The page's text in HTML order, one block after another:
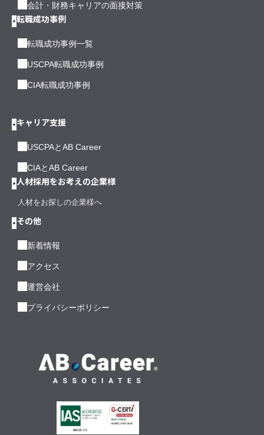
会計・財務キャリアの面接対策
転職成功事例
転職成功事例一覧
USCPA転職成功事例
CIA転職成功事例
キャリア支援
USCPAとAB Career
CIAとAB Career
人材採用をお考えの企業様
人材をお探しの企業様へ
その他
新着情報
アクセス
運営会社
プライバシーポリシー